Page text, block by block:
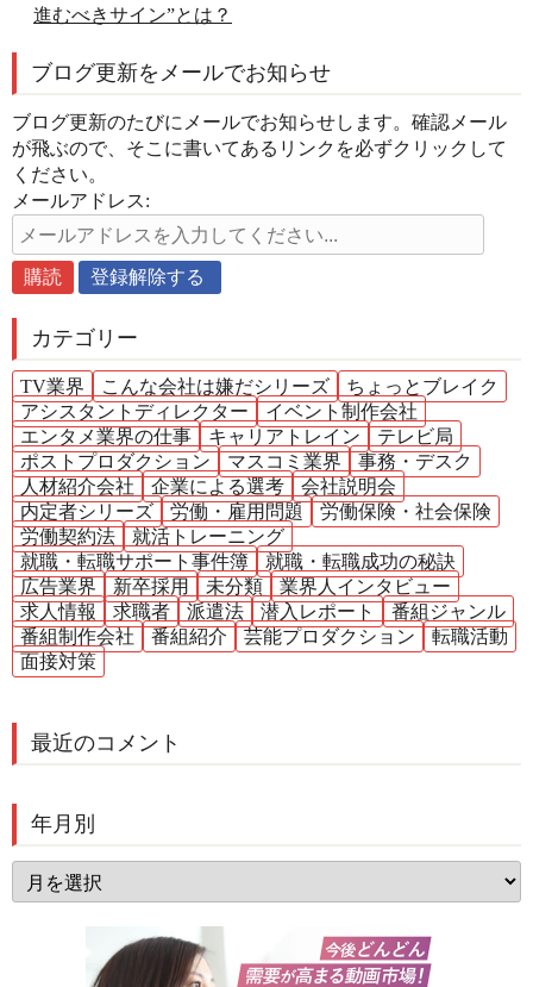
進むべきサイン”とは？
ブログ更新をメールでお知らせ
ブログ更新のたびにメールでお知らせします。確認メール
が飛ぶので、そこに書いてあるリンクを必ずクリックして
ください。
メールアドレス:
カテゴリー
TV業界 こんな会社は嫌だシリーズ
ちょっとブレイク
アシスタントディレクター
イベント制作会社
エンタメ業界の仕事
キャリアトレイン
テレビ局
ポストプロダクション
マスコミ業界
事務・デスク
人材紹介会社
企業による選考
会社説明会
内定者シリーズ
労働・雇用問題
労働保険・社会保険
労働契約法
就活トレーニング
就職・転職サポート事件簿
就職・転職成功の秘訣
広告業界
新卒採用 未分類
業界人インタビュー
求人情報
求職者 派遣法 潜入レポート
番組ジャンル
番組制作会社
番組紹介 芸能プロダクション
転職活動
面接対策
最近のコメント
年月別
月